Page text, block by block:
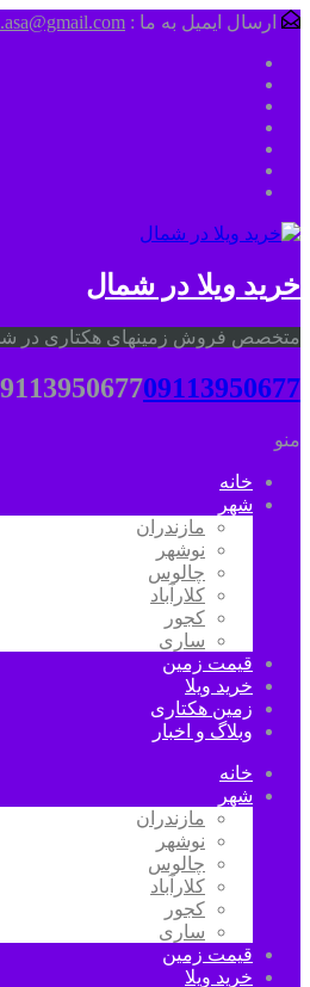
ارسال ایمیل به ما :
خرید ویلا در شمال
متخصص فروش زمینهای هکتاری در
09113950677
منو
خانه
شهر
مازندران
نوشهر
چالوس
کلارآباد
کجور
ساری
قیمت زمین
خرید ویلا
زمین هکتاری
وبلاگ و اخبار
خانه
شهر
مازندران
نوشهر
چالوس
کلارآباد
کجور
ساری
قیمت زمین
خرید ویلا